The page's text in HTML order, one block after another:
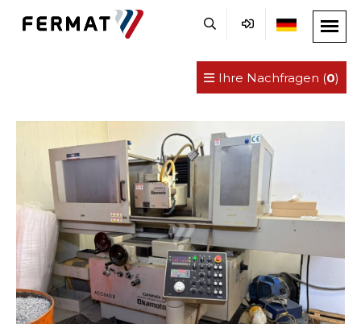
Ihre Nachfragen (0)